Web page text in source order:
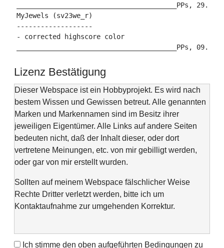
________________________________________PPs,
MyJewels (sv23we_r)
-------------------
- corrected highscore color
Lizenz Bestätigung
Dieser Webspace ist ein Hobbyprojekt. Es wird nach
bestem Wissen und Gewissen betreut. Alle genannten
Marken und Markennamen sind im Besitz ihrer
jeweiligen Eigentümer. Alle Links auf andere Seiten
bedeuten nicht, daß der Inhalt dieser, oder dort
vertretene Meinungen, etc. von mir gebilligt werden,
oder gar von mir erstellt wurden.
Sollten auf meinem Webspace fälschlicher Weise
Rechte Dritter verletzt werden, bitte ich um
Kontaktaufnahme zur umgehenden Korrektur.
This web space is a project of my spare time and not
Ich stimme den oben aufgeführten Bedingungen zu